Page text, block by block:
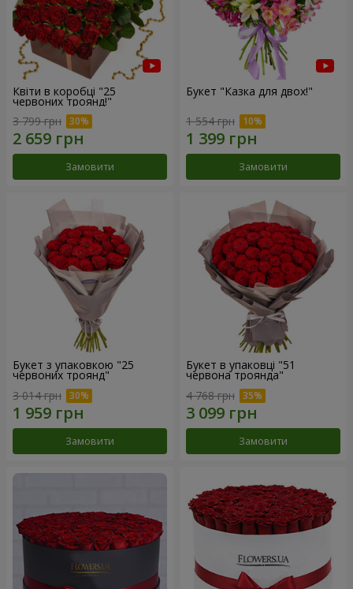
Квіти в коробці "25
червоних троянд!"
3 799 грн
Замовити
Букет "Казка для двох!"
1 554 грн
Замовити
Букет з упаковкою "25
червоних троянд"
3 014 грн
Замовити
Букет в упаковці "51
червона троянда"
4 768 грн
Замовити